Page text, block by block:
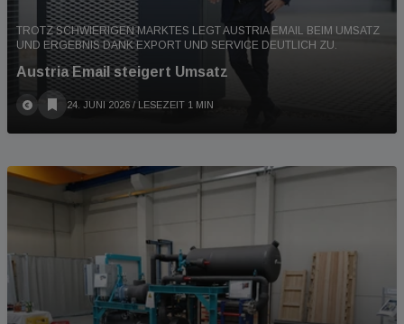
TROTZ SCHWIERIGEN MARKTES LEGT AUSTRIA EMAIL BEIM UMSATZ
UND ERGEBNIS DANK EXPORT UND SERVICE DEUTLICH ZU.
Austria Email steigert Umsatz
24. JUNI 2026 / LESEZEIT 1 MIN